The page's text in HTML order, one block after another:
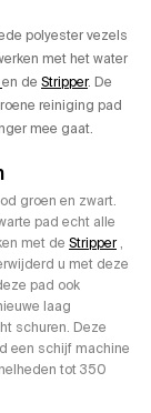
polyester vezels
met het water
en de Stripper. De
reiniging pad
mee gaat.
groen en zwart.
pad echt alle
met de Stripper,
u met deze
pad ook
laag
schuren. Deze
een schijf machine
tot 350